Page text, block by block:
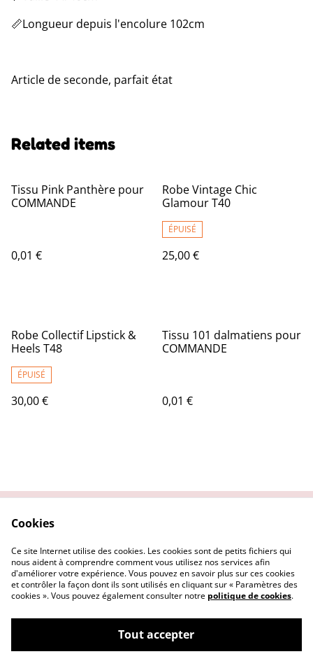
📏Longueur depuis l'encolure 102cm
Article de seconde, parfait état
Related items
Tissu Pink Panthère pour
COMMANDE
0,01 €
Robe Vintage Chic
Glamour T40
ÉPUISÉ
25,00 €
Robe Collectif Lipstick &
Heels T48
ÉPUISÉ
30,00 €
Tissu 101 dalmatiens pour
COMMANDE
0,01 €
Politique de
confidentialité
Politique Cookies
©2026Le Repaire des Pin-up
Cookies
Ce site Internet utilise des cookies. Les cookies sont de petits fichiers qui
nous aident à comprendre comment vous utilisez nos services afin
d'améliorer votre expérience. Vous pouvez en savoir plus sur ces cookies
et contrôler la façon dont ils sont utilisés en cliquant sur « Paramètres des
cookies ». Vous pouvez également consulter notre politique de cookies.
Tout accepter